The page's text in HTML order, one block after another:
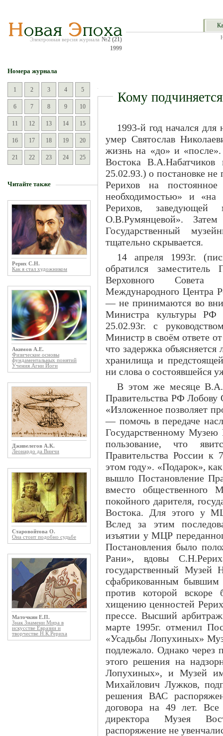
Электронная версия журнала №2 (21)
1999
Номера журнала
1 2 3 4 5
6 7 8 9 10
11 12 13 14 15
16 17 18 19 20
21 22 23 24 25
Читайте также
Рерих С.Н.
Как я стал художником
Акимов А.Е.
Физические основы
фундаментальных понятий
Учения Агни Йоги
Дживелегов А.К.
Леонардо да Винчи
Старовойтова О.
Она стоит подобно судьбе
Маточкин Е.П.
Знак Знамени Мира в
искусстве Евразии и
творчестве Н.К.Рериха
Кому
1993-й год начался
умер Святослав
жизнь на «до» и
Востока
25.02.93.) о постановке
Рерихов на
необходимостью» и «на
Рерихов, заведующей
О.В.Румянцевой».
Государственный
тщательно скрывается.
14 апреля 1993г.
обратился заместитель
Верховного
Международного Центра
— не принимаются во
Министра культуры РФ
25.02.93г. с
Министр в своём ответе
что задержка
хранилища и
ни слова о состоявшейся
В этом же месяце
Правительства РФ
«Изложенное позволяет
— помочь в передаче
Государственному Музею
пользование, что
Правительства России к
этом году». «Подарок»,
вышло Постановление
вместо общественного
покойного дарителя,
Востока. Для этого у
Вслед за этим
изъятии у МЦР
Постановления было
Рани», вдовы
государственный
сфабрикованным
против которой вскоре
хищению ценностей
прессе. Высший
марте 1995г. отменил
«Усадьбы Лопухиных»
подлежало. Однако через
этого решения на
Лопухиных», и Музей
Михайлович Лужков,
решения ВАС
договора на 49 лет.
директора Музея
распоряжение не